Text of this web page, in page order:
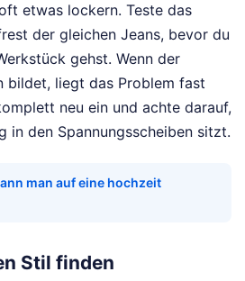
etwas lockern. Teste das
der gleichen Jeans, bevor du
gehst. Wenn der
bildet, liegt das Problem fast
neu ein und achte darauf,
in den Spannungsscheiben sitzt.
man auf eine hochzeit
Stil finden